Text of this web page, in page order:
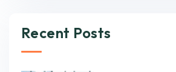
Recent Posts